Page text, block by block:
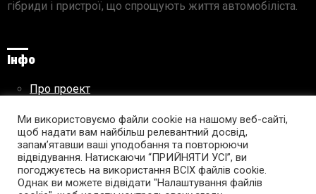
гібриди і пристрої, що спрощують життя автомобіліста.
Інфо
Про проект
Правила використання матеріалів
Підпишись на AutoGeek!
Ми використовуємо файли cookie на нашому веб-сайті,
щоб надати вам найбільш релевантний досвід,
запам’ятавши ваші уподобання та повторюючи
відвідування. Натискаючи “ПРИЙНЯТИ УСІ”, ви
погоджуєтесь на використання ВСІХ файлів cookie.
Однак ви можете відвідати "Налаштування файлів